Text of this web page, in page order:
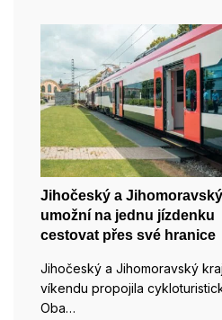
Jihočeský a
umožní na jednu jízdenku
cestovat přes své hranice
Jihočeský a Jihomoravský
víkendu propojila
Oba…